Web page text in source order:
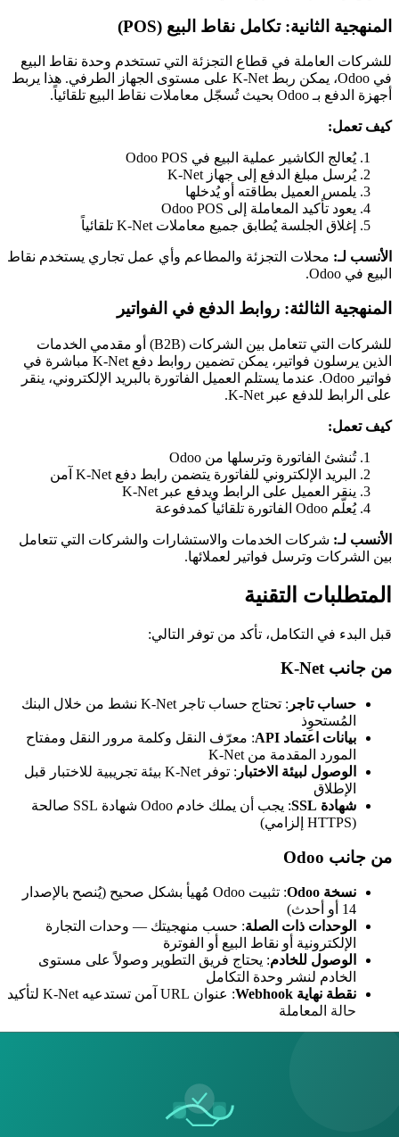
المنهجية الثانية: تكامل نقاط البيع (POS)
للشركات العاملة في قطاع التجزئة التي تستخدم وحدة نقاط البيع
في Odoo، يمكن ربط K-Net على مستوى الجهاز الطرفي. هذا يربط
أجهزة الدفع بـ Odoo بحيث تُسجّل معاملات نقاط البيع تلقائياً.
كيف تعمل:
يُعالج الكاشير عملية البيع في Odoo POS
يُرسل مبلغ الدفع إلى جهاز K-Net
يلمس العميل بطاقته أو يُدخلها
يعود تأكيد المعاملة إلى Odoo POS
إغلاق الجلسة يُطابق جميع معاملات K-Net تلقائياً
الأنسب لـ: محلات التجزئة والمطاعم وأي عمل تجاري يستخدم نقاط
البيع في Odoo.
المنهجية الثالثة: روابط الدفع في الفواتير
للشركات التي تتعامل بين الشركات (B2B) أو مقدمي الخدمات
الذين يرسلون فواتير، يمكن تضمين روابط دفع K-Net مباشرة في
فواتير Odoo. عندما يستلم العميل الفاتورة بالبريد الإلكتروني، ينقر
على الرابط للدفع عبر K-Net.
كيف تعمل:
تُنشئ الفاتورة وترسلها من Odoo
البريد الإلكتروني للفاتورة يتضمن رابط دفع K-Net آمن
ينقر العميل على الرابط ويدفع عبر K-Net
يُعلّم Odoo الفاتورة تلقائياً كمدفوعة
الأنسب لـ: شركات الخدمات والاستشارات والشركات التي تتعامل
بين الشركات وترسل فواتير لعملائها.
المتطلبات التقنية
قبل البدء في التكامل، تأكد من توفر التالي:
من جانب K-Net
حساب تاجر
: تحتاج حساب تاجر K-Net نشط من خلال البنك
المُستحوِذ
بيانات اعتماد API
: معرّف النقل وكلمة مرور النقل ومفتاح
المورد المقدمة من K-Net
الوصول لبيئة الاختبار
: توفر K-Net بيئة تجريبية للاختبار قبل
الإطلاق
شهادة SSL
: يجب أن يملك خادم Odoo شهادة SSL صالحة
(HTTPS إلزامي)
من جانب Odoo
نسخة Odoo
: تثبيت Odoo مُهيأ بشكل صحيح (يُنصح بالإصدار
14 أو أحدث)
الوحدات ذات الصلة: حسب منهجيتك — وحدات التجارة
الإلكترونية أو نقاط البيع أو الفوترة
الوصول للخادم: يحتاج فريق التطوير وصولاً على مستوى
الخادم لنشر وحدة التكامل
نقطة نهاية Webhook
: عنوان URL آمن تستدعيه K-Net لتأكيد
حالة المعاملة
الخطوة الأولى: الحصول على بيانات اعتماد تاجر K-Net